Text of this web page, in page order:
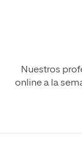
Nuestros
online a la